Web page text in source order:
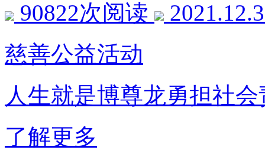
90822次阅读
慈善公益活动
人生就是博尊龙勇担社
了解更多